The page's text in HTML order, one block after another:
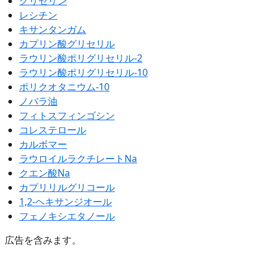
レシチン
キサンタンガム
カプリン酸グリセリル
ラウリン酸ポリグリセリル-2
ラウリン酸ポリグリセリル-10
ポリクオタニウム-10
ノバラ油
フィトスフィンゴシン
コレステロール
カルボマー
ラウロイルラクチレートNa
クエン酸Na
カプリリルグリコール
1,2-ヘキサンジオール
フェノキシエタノール
広告を含みます。